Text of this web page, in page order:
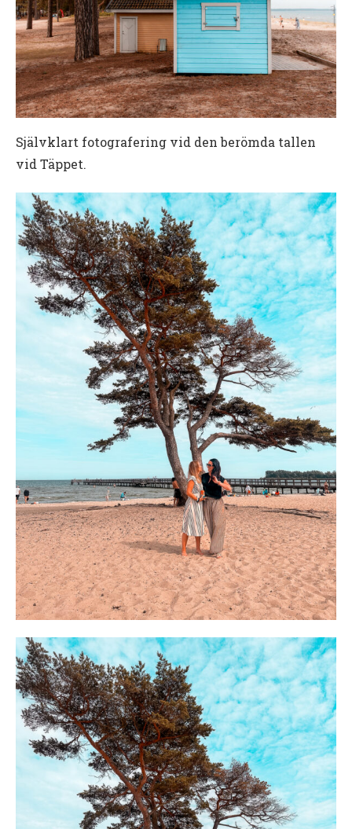
Självklart fotografering vid den berömda tallen
vid Täppet.